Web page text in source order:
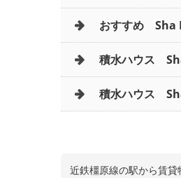
おすすめ
積水ハウス
積水ハウス
近鉄橿原線の駅から賃貸